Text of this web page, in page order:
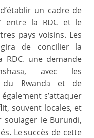
un cadre de
entre la RDC et le
pays voisins. Les
de concilier la
une demande
avec les
du Rwanda et de
également s’attaquer
souvent locales, et
soulager le Burundi,
Le succès de cette